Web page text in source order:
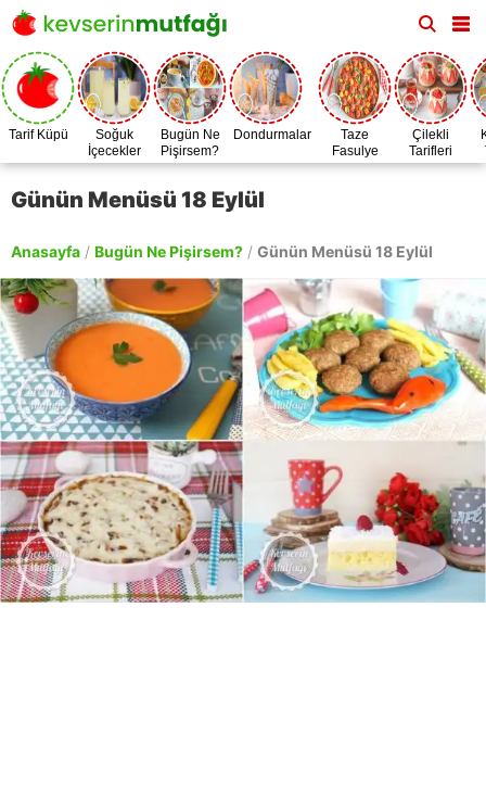
Tarif Küpü
Soğuk
İçecekler
Bugün Ne
Pişirsem?
Dondurmalar
Taze
Fasulye
Zamanı
Çilekli
Tarifleri
Günün Menüsü 18 Eylül
Anasayfa / Bugün Ne Pişirsem? / Günün Menüsü 18 Eylül